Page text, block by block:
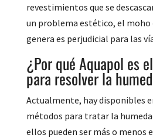
revestimientos que se
un problema estético, el moho
genera es perjudicial para las
¿Por qué Aquapol es
para resolver la
Actualmente, hay disponibles
métodos para tratar la
ellos pueden ser más o menos